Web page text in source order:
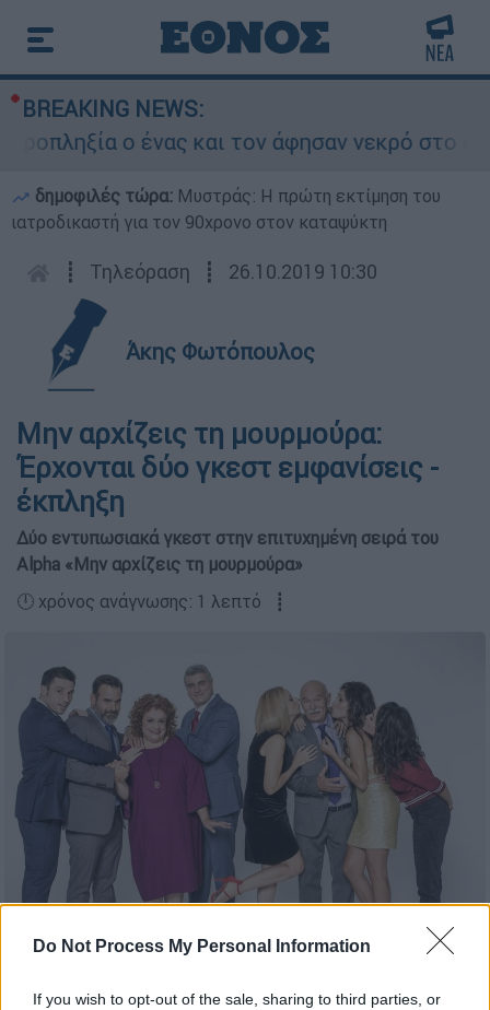
Do Not Process My Personal Information
If you wish to opt-out of the sale, sharing to third parties, or
BREAKING NEWS:
ο ένας και τον άφησαν νεκρό στο
δημοφιλές τώρα: Μυστράς: Η πρώτη εκτίμηση του
ιατροδικαστή για τον 90χρονο στον καταψύκτη
┋ Τηλεόραση ┋ 26.10.2019 10:30
Άκης Φωτόπουλος
Μην αρχίζεις τη μουρμούρα:
Έρχονται δύο γκεστ εμφανίσεις -
έκπληξη
Δύο εντυπωσιακά γκεστ στην επιτυχημένη σειρά του
Alpha «Μην αρχίζεις τη μουρμούρα»
🕛 χρόνος ανάγνωσης: 1 λεπτό ┋